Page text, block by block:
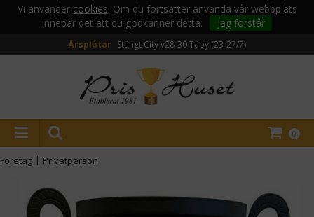
Vi använder cookies. Om du fortsätter använda vår webbplats
innebär det att du godkänner detta.
Jag förstår
Årsplåtar Stängt City v28-30Täby (23-27/7)
0
Företag | Privatperson